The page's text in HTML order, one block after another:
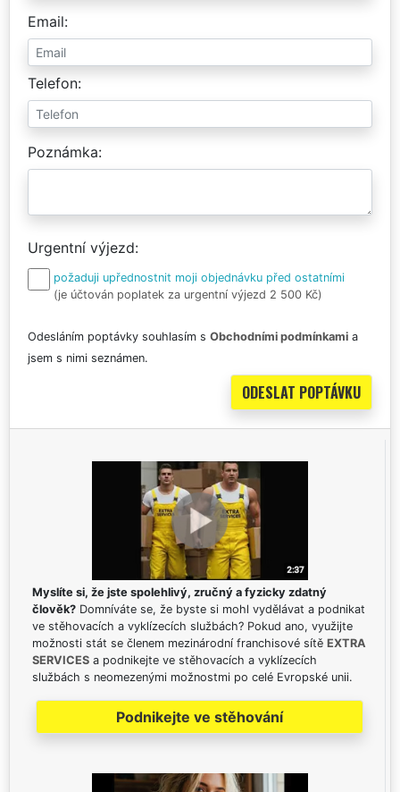
Email
Telefon
Poznámka
Urgentní výjezd
požaduji upřednostnit moji objednávku před ostatními
(je účtován poplatek za urgentní výjezd 2 500 Kč)
Odesláním poptávky souhlasím s Obchodními podmínkami a
jsem s nimi seznámen.
Myslíte si, že jste spolehlivý, zručný a fyzicky zdatný
člověk? Domníváte se, že byste si mohl vydělávat a podnikat
ve stěhovacích a vyklízecích službách? Pokud ano, využijte
možnosti stát se členem mezinárodní franchisové sítě EXTRA
SERVICES a podnikejte ve stěhovacích a vyklízecích
službách s neomezenými možnostmi po celé Evropské unii.
Podnikejte ve stěhování